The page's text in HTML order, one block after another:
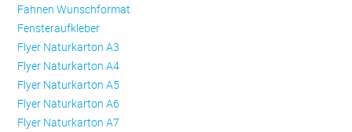
Fahnen Wunschformat
Fensteraufkleber
Flyer Naturkarton A3
Flyer Naturkarton A4
Flyer Naturkarton A5
Flyer Naturkarton A6
Flyer Naturkarton A7